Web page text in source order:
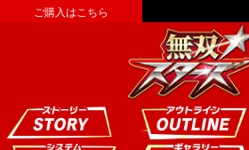
ご購入はこちら